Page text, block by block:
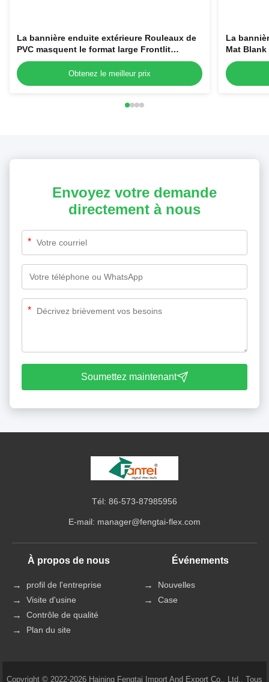
La bannière enduite extérieure Rouleaux de
PVC masquent le format large Frontlit
440g/510g/610g
Obtenez le meilleur prix
La
Mat Blank
Envoyez votre demande
directement à nous
*
*
Soumettez maintenant
Tél: 86-573-87985956
E-mail: manager@fengtai-flex.com
À propos de nous
profil de l'entreprise
Visite d'usine
Contrôle de qualité
Plan du site
Événements
Nouvelles
Case
Copyright © 2022-2026 Haining Fengtai Import And Export Co., Ltd.. Tous